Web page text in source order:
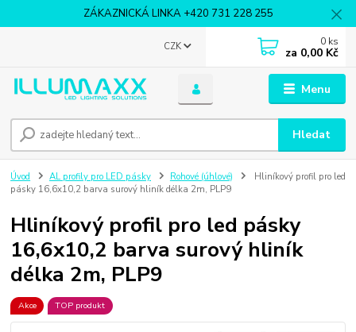
ZÁKAZNICKÁ LINKA +420 731 228 255
Menu
CZK
Hledat
0 ks
za 0,00 Kč
Úvod AL profily pro LED pásky Rohové (úhlové)
Hliníkový profil pro led
pásky 16,6x10,2 barva surový hliník délka 2m, PLP9
Hliníkový profil pro led pásky
16,6x10,2 barva surový hliník
délka 2m, PLP9
Akce TOP produkt